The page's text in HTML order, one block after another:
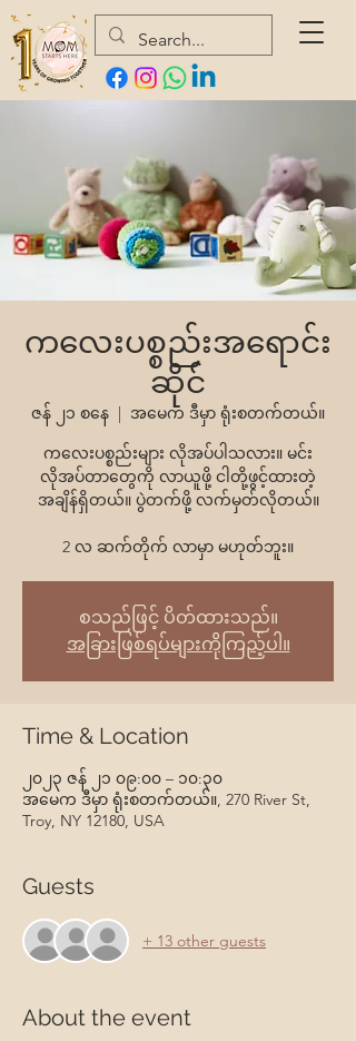
ကလေးပစ္စည်းအရောင်း
ဆိုင်
ဇန် ၂၁ စနေ
  |
အမေက ဒီမှာ ရုံးစတက်တယ်။
ကလေးပစ္စည်းများ လိုအပ်ပါသလား။ မင်း
လိုအပ်တာတွေကို လာယူဖို့ ငါတို့ဖွင့်ထားတဲ့
အချိန်ရှိတယ်။ ပွဲတက်ဖို့ လက်မှတ်လိုတယ်။
2 လ ဆက်တိုက် လာမှာ မဟုတ်ဘူး။
စသည်ဖြင့် ပိတ်ထားသည်။
အခြားဖြစ်ရပ်များကိုကြည့်ပါ။
Time & Location
၂၀၂၃ ဇန် ၂၁ ၀၉:၀၀ – ၁၀:၃၀
အမေက ဒီမှာ ရုံးစတက်တယ်။, 270 River St,
Troy, NY 12180, USA
Guests
+ 13 other guests
About the event